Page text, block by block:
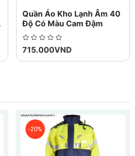
Quần Áo Kho Lạnh Âm 40
Độ Có Màu Cam Đậm
715.000VND
-20%